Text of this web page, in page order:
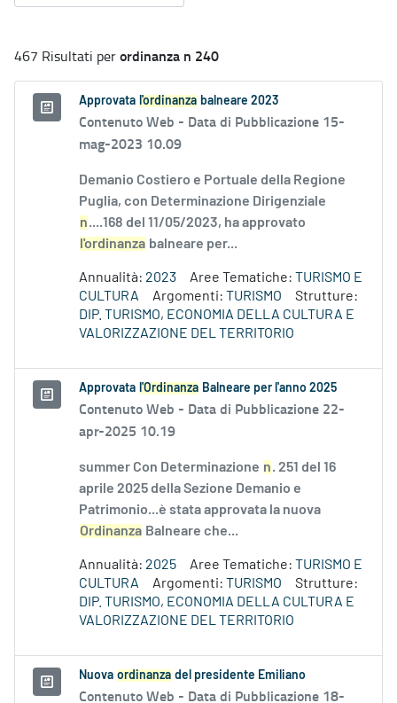
467 Risultati perordinanza n 240
Approvata l'ordinanza balneare 2023
Contenuto Web - Data di Pubblicazione 15-
mag-2023 10.09
Demanio Costiero e Portuale della Regione
Puglia, con Determinazione Dirigenziale
n....168 del 11/05/2023, ha approvato
l'ordinanza balneare per...
Annualità: 2023 Aree Tematiche: TURISMO E
CULTURA
Argomenti: TURISMO
Strutture:
DIP. TURISMO, ECONOMIA DELLA CULTURA E
VALORIZZAZIONE DEL TERRITORIO
Approvata l'Ordinanza Balneare per l'anno 2025
Contenuto Web - Data di Pubblicazione 22-
apr-2025 10.19
summer Con Determinazione n. 251 del 16
aprile 2025 della Sezione Demanio e
Patrimonio...è stata approvata la nuova
Ordinanza Balneare che...
Annualità: 2025 Aree Tematiche: TURISMO E
CULTURA
Argomenti: TURISMO
Strutture:
DIP. TURISMO, ECONOMIA DELLA CULTURA E
VALORIZZAZIONE DEL TERRITORIO
Nuova ordinanza del presidente Emiliano
Contenuto Web - Data di Pubblicazione 18-